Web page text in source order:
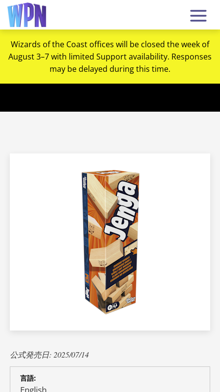
Wizards of the Coast offices will be closed the week of
August 3–7 with limited Support availability. Responses
may be delayed during this time.
公式発売日: 2025/07/14
言語: